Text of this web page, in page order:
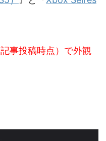
事投稿時点）で外観